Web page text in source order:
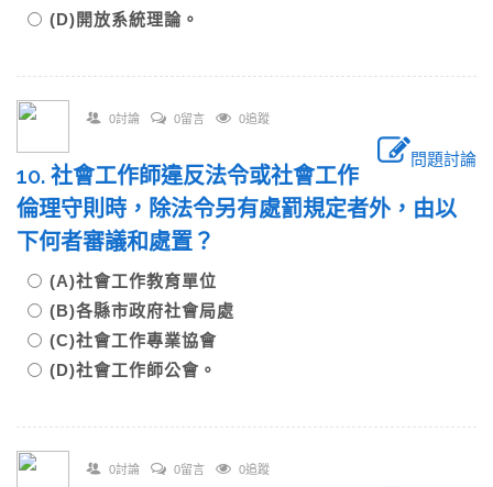
(D)開放系統理論。
0討論 0留言 0追蹤
問題討論
10. 社會工作師違反法令或社會工作
倫理守則時，除法令另有處罰規定者外，由以
下何者審議和處置？
(A)社會工作教育單位
(B)各縣市政府社會局處
(C)社會工作專業協會
(D)社會工作師公會。
0討論 0留言 0追蹤